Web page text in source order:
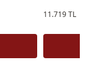
11.719 TL